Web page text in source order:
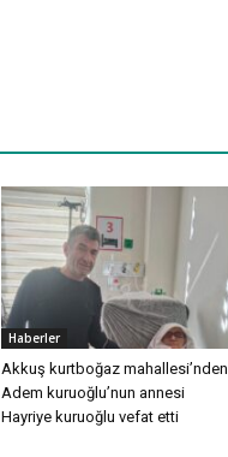
Haberler
Akkuş kurtboğaz mahallesi’nden
Adem kuruoğlu’nun annesi
Hayriye kuruoğlu vefat etti